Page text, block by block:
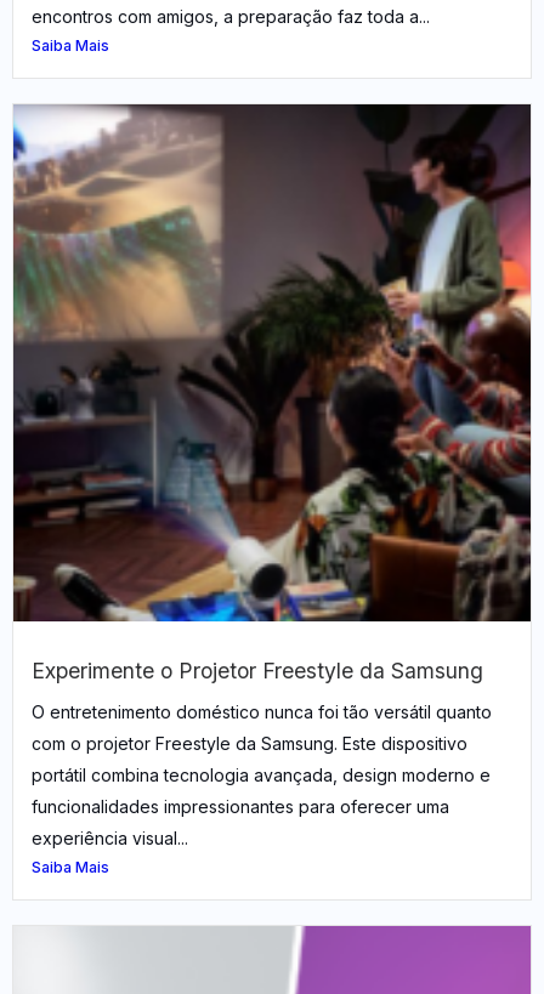
encontros com amigos, a preparação faz toda a...
Saiba Mais
Experimente o Projetor Freestyle da Samsung​
O entretenimento doméstico nunca foi tão versátil quanto
com o projetor Freestyle da Samsung. Este dispositivo
portátil combina tecnologia avançada, design moderno e
funcionalidades impressionantes para oferecer uma
experiência visual...
Saiba Mais